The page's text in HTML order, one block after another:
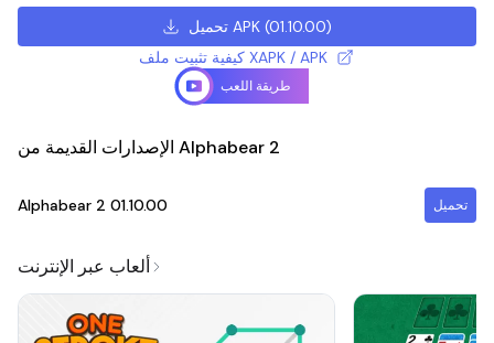
تحميل APK(01.10.00)
كيفية تثبيت ملف XAPK / APK
طريقة اللعب
الإصدارات القديمة من Alphabear 2
Alphabear 2 01.10.00 تحميل
ألعاب عبر الإنترنت